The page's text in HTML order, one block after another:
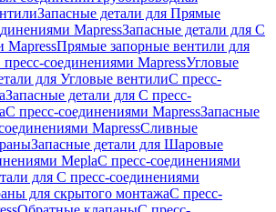
Запасные детали для Прямые
MapressЗапасные детали для С
MapressПрямые запорные вентили для
соединениями MapressУгловые
для Угловые вентилиС пресс-
Запасные детали для С пресс-
С пресс-соединениями MapressЗапасные
MapressСливные
Запасные детали для Шаровые
MeplaС пресс-соединениями
для С пресс-соединениями
для скрытого монтажаС пресс-